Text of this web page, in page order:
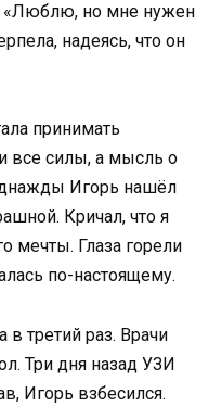
«Люблю, но мне нужен
надеясь, что он
принимать
все силы, а мысль о
Игорь нашёл
Кричал, что я
мечты. Глаза горели
по-настоящему.
третий раз. Врачи
Три дня назад УЗИ
Игорь взбесился.